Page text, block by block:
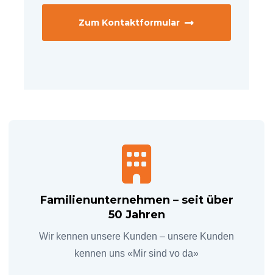
Zum Kontaktformular
Familienunternehmen – seit über
50 Jahren
Wir kennen unsere Kunden – unsere Kunden
kennen uns «Mir sind vo da»